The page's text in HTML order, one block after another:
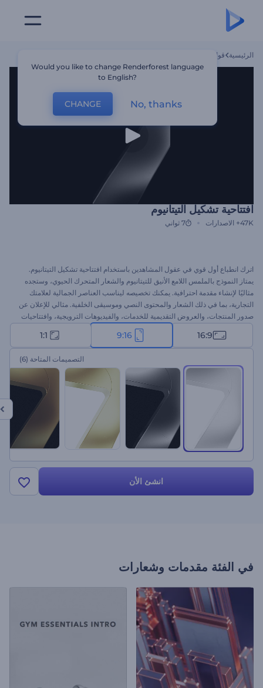
الرئيسية قوالب
افتتاحية تشكيل التيتانيوم
47K+ الاصدارات 7 ثواني
اترك انطباع أول قوي في عقول المشاهدين باستخدام افتتاحية تشكيل التيتانيوم.
يمتاز النموذج بالملمس اللامع الأنيق للتيتانيوم والشعار المتحرك الحيوي، وستجده
مثاليًا لإنشاء مقدمة احترافية. يمكنك تخصيصه ليناسب العناصر الجمالية لعلامتك
التجارية، بما في ذلك الشعار والمحتوى النصي وموسيقى الخلفية. مثالي للإعلان عن
صدور المنتجات، والعروض التقديمية للخدمات، والفيديوهات الترويجية، وافتتاحيات
أو المقاطع الختامية للقنوات، وغيرها. ابدأ الآن واجتذب المشاهدين بطريقة لم يسبق
16:9
9:16
1:1
التصميمات المتاحة (6)
انشئ الأن
في الفئة مقدمات وشعارات
Would you like to change Renderforest language
to English?
CHANGE No, thanks